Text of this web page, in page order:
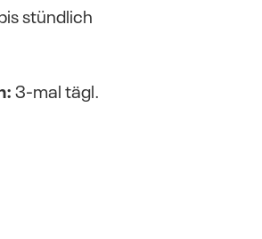
stündlich
3-mal tägl.